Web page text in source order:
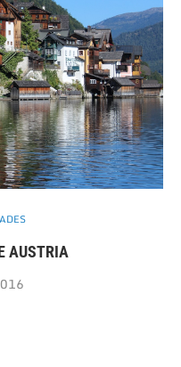
AUSTRIA